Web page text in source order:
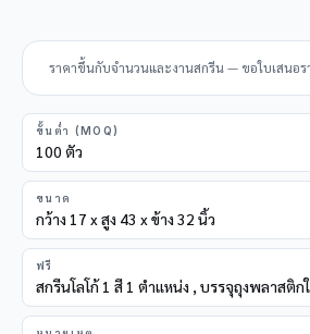
ราคาขึ้นกับจำนวนและงานสกรีน — ขอใบเสนอ
ขั้นต่ำ (MOQ)
100 ตัว
ขนาด
กว้าง 17 x สูง 43 x ข้าง 32 นิ้ว
ฟรี
สกรีนโลโก้ 1 สี 1 ตำแหน่ง , บรรจุถุงพลาสติ